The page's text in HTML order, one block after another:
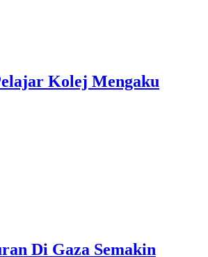
Kolej Mengaku
Di Gaza Semakin